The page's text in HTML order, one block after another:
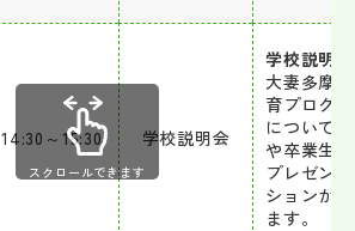
14:30～15:30 学校説明会
学校説明会
大妻多摩
育プログ
について
や卒業生
プレゼン
ションが
ます。
スクロールできます